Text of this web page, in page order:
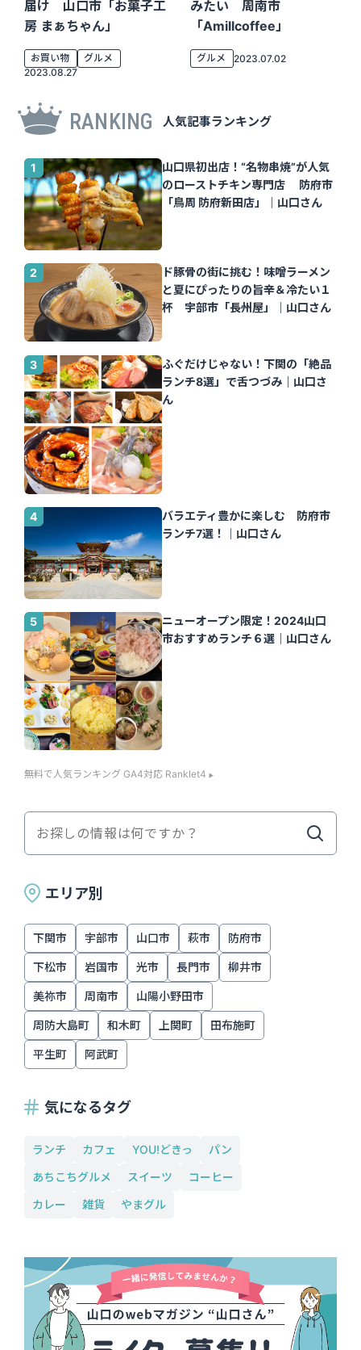
届け 山口市「お菓子工
房 まぁちゃん」
お買い物
グルメ
2023.08.27
みたい 周南市
「amillcoffee」
グルメ 2023.07.02
RANKING 人気記事ランキング
山口県初出店！“名物串焼”が人気
のローストチキン専門店 防府市
「鳥周 防府新田店」｜山口さん
ド豚骨の街に挑む！味噌ラーメン
と夏にぴったりの旨辛＆冷たい１
杯 宇部市「長州屋」｜山口さん
ふぐだけじゃない！下関の「絶品
ランチ8選」で舌つづみ｜山口さ
ん
バラエティ豊かに楽しむ 防府市
ランチ7選！｜山口さん
ニューオープン限定！2024山口
市おすすめランチ６選｜山口さん
無料で人気ランキング GA4対応 Ranklet4
エリア別
下関市 宇部市 山口市 萩市 防府市
下松市 岩国市 光市 長門市 柳井市
美祢市 周南市 山陽小野田市
周防大島町 和木町 上関町 田布施町
平生町 阿武町
気になるタグ
ランチ カフェ YOU!どきっ
パン
あちこちグルメ
スイーツ
コーヒー
カレー
雑貨 やまグル